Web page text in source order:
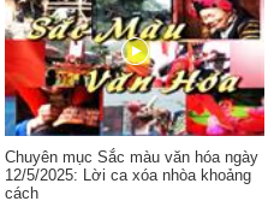
Chuyên mục Sắc màu văn hóa ngày
12/5/2025: Lời ca xóa nhòa khoảng
cách